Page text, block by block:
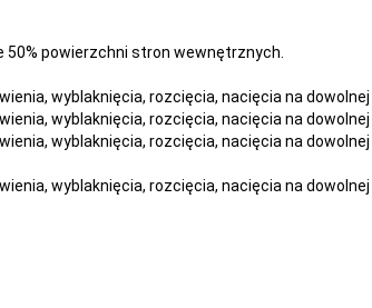
50% powierzchni stron wewnętrznych.
wyblaknięcia, rozcięcia, nacięcia na dowolnej
wyblaknięcia, rozcięcia, nacięcia na dowolnej
wyblaknięcia, rozcięcia, nacięcia na dowolnej
wyblaknięcia, rozcięcia, nacięcia na dowolnej